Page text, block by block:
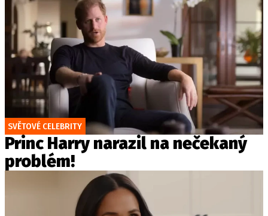
SVĚTOVÉ CELEBRITY
Princ Harry narazil na nečekaný
problém!